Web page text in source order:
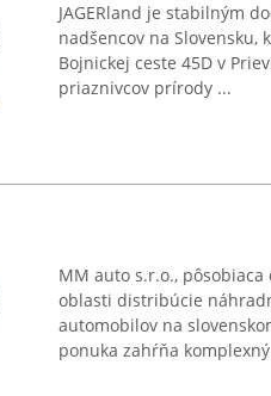
JAGERland je stabilným
nadšencov na Slovensku,
Bojnickej ceste 45D v
priaznivcov prírody ...
MM auto s.r.o.,
oblasti distribúcie
automobilov na
ponuka zahŕňa